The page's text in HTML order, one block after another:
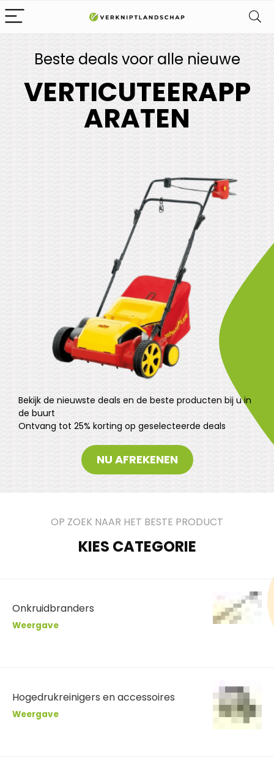
Beste deals voor alle nieuwe
VERTICUTEERAPP
ARATEN
Bekijk de nieuwste deals en de beste producten bij u in
de buurt
Ontvang tot 25% korting op geselecteerde deals
NU AFREKENEN
OP ZOEK NAAR HET BESTE PRODUCT
KIES CATEGORIE
Onkruidbranders
Weergave
Hogedrukreinigers en accessoires
Weergave